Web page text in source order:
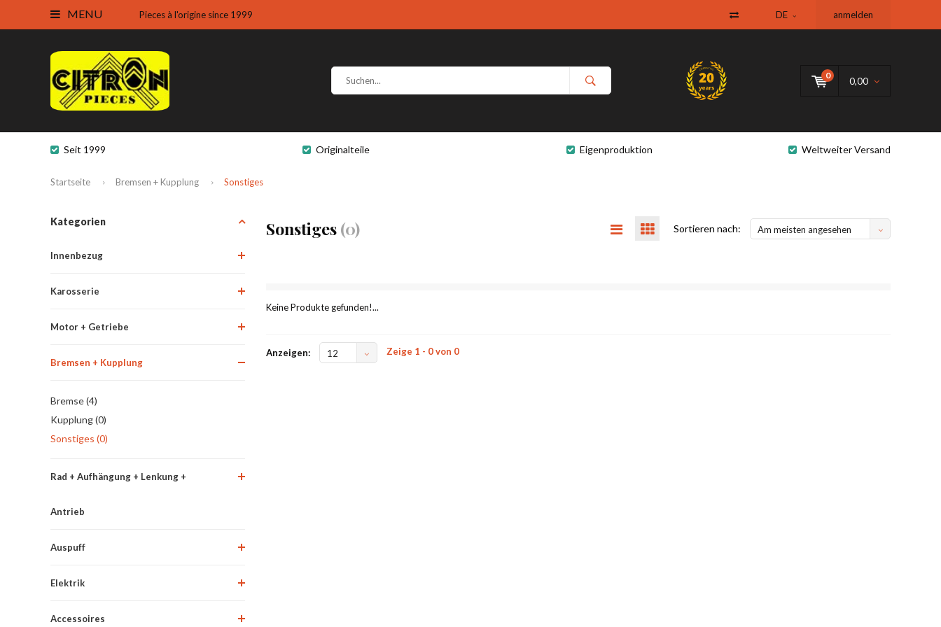
MENU Pieces à l'origine since 1999 DE anmelden
0
0,00
Seit 1999 Originalteile Eigenproduktion Weltweiter Versand
Startseite Bremsen + Kupplung Sonstiges
Kategorien
Innenbezug
Karosserie
Motor + Getriebe
Bremsen + Kupplung
Bremse (4)
Kupplung (0)
Sonstiges (0)
Rad + Aufhängung + Lenkung +
Antrieb
Auspuff
Elektrik
Accessoires
Sonstiges(0) Sortieren nach: Am meisten angesehen
Keine Produkte gefunden!...
Anzeigen: 12 Zeige 1 - 0 von 0